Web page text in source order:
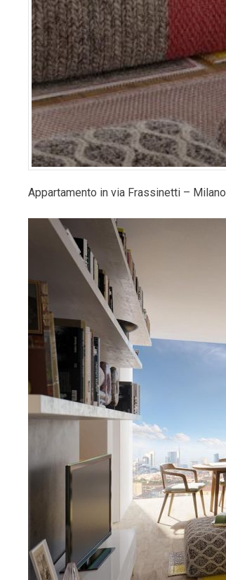
Appartamento in via Frassinetti – Milano